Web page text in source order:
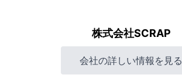
株式会社SCRAP
会社の詳しい情報を見る